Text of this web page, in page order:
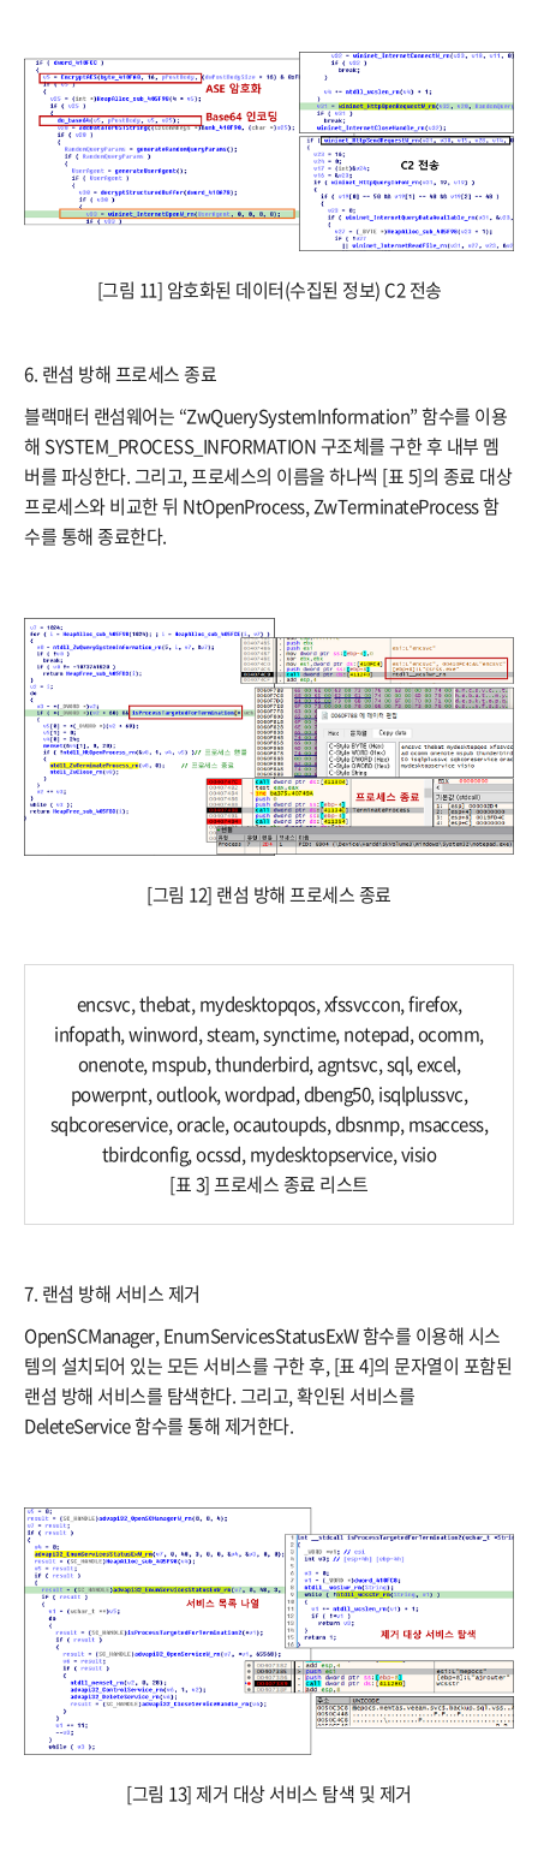
[그림 11] 암호화된 데이터(수집된 정보) C2 전송
6. 랜섬 방해 프로세스 종료
블랙매터 랜섬웨어는 “ZwQuerySystemInformation” 함수를 이용
해 SYSTEM_PROCESS_INFORMATION 구조체를 구한 후 내부 멤
버를 파싱한다. 그리고, 프로세스의 이름을 하나씩 [표 5]의 종료 대상
프로세스와 비교한 뒤 NtOpenProcess, ZwTerminateProcess 함
수를 통해 종료한다.
[그림 12] 랜섬 방해 프로세스 종료
encsvc, thebat, mydesktopqos, xfssvccon, firefox,
infopath, winword, steam, synctime, notepad, ocomm,
onenote, mspub, thunderbird, agntsvc, sql, excel,
powerpnt, outlook, wordpad, dbeng50, isqlplussvc,
sqbcoreservice, oracle, ocautoupds, dbsnmp, msaccess,
tbirdconfig, ocssd, mydesktopservice, visio​
[표 3] 프로세스 종료 리스트
7. 랜섬 방해 서비스 제거
OpenSCManager, EnumServicesStatusExW 함수를 이용해 시스
템의 설치되어 있는 모든 서비스를 구한 후, [표 4]의 문자열이 포함된
랜섬 방해 서비스를 탐색한다. 그리고, 확인된 서비스를
DeleteService 함수를 통해 제거한다.
[그림 13] 제거 대상 서비스 탐색 및 제거